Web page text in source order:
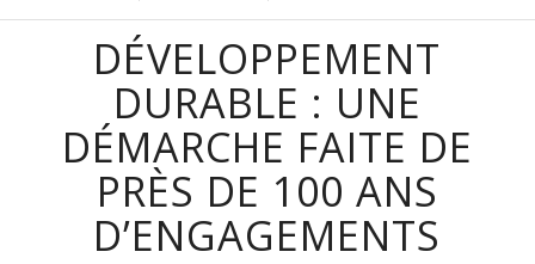
DÉVELOPPEMENT
DURABLE : UNE
DÉMARCHE FAITE DE
PRÈS DE 100 ANS
D’ENGAGEMENTS